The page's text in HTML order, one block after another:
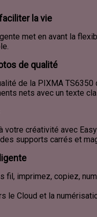
la vie
met en avant la
de qualité
de la PIXMA
nets avec un texte
votre créativité avec
supports carrés et
fil, imprimez, copiez,
le Cloud et la